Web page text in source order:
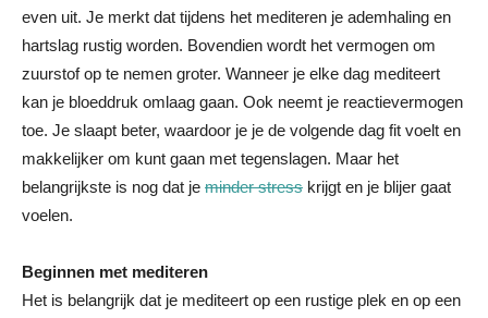
even uit. Je merkt dat tijdens het mediteren je ademhaling en
hartslag rustig worden. Bovendien wordt het vermogen om
zuurstof op te nemen groter. Wanneer je elke dag mediteert
kan je bloeddruk omlaag gaan. Ook neemt je reactievermogen
toe. Je slaapt beter, waardoor je je de volgende dag fit voelt en
makkelijker om kunt gaan met tegenslagen. Maar het
belangrijkste is nog dat je minder stress krijgt en je blijer gaat
voelen.
Beginnen met mediteren
Het is belangrijk dat je mediteert op een rustige plek en op een